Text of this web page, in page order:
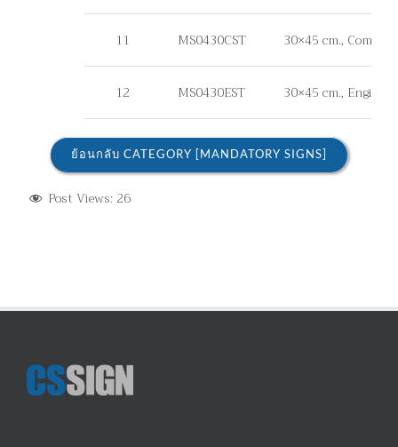
11 MS0430CST 30×45 cm.,
12 MS0430EST 30×45 cm.,
ย้อนกลับ CATEGORY [MANDATORY SIGNS]
Post Views: 26